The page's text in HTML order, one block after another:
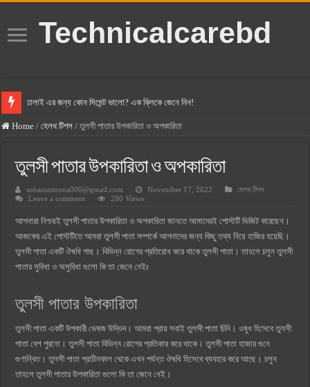
Technicalcarebd
ঢালাই এর জন্য কোন সিমেন্ট ভালো? এক ক্লিকে জেনে নিন!
বসুন্ধরা সিমেন্ট এর দাম ২০২৫
হোলসিম সিমেন্ট দাম ২০২৫
সুপারক্রিট সিমেন্ট দাম ২০২৫
ওয়ালটন মোবাইল কিস্তিতে কেনার নিয়ম ২০২৫
ওয়ালটন টিভি কিস্তিতে কেনার নিয়ম ২০২৫
জেনে নিন, বর্তমানে মোবাইল ঘড়ি দাম কত ২০২৫
Home / হেলথ টিপস / তুলসী পাতার উপকারিতা ও অপকারিতা
তুলসী পাতার উপকারিতা ও অপকারিতা
sohansumona000@gmail.com November 17, 2022
হেলথ টিপস
Leave a comment
280 Views
আপনারা নিশ্চয়ই তুলসী পাতার উপকারিতা ও অপকারিতা জানতে আমাদেরই পোস্টটি ভিজিট করেছেন।
আজকের এই পোস্টটিতে আমরা তুলসী পাতা সম্পর্কে আপনাদের জন্য কিছু তথ্য নিয়ে হাজির হয়েছি।
তুলসী পাতা একটি ঔষধি গাছ। বিভিন্ন রোগের প্রতিরোধ করে থাকে তুলসী পাতা। তাহলে চলুন তুলসী
পাতার সুবিধা ও অসুবিধা গুলো কি তা জেনে নেইঃ
তুলসী পাতার উপকারিতা
তুলসী পাতা একটি উপকারী ভেষজ উদ্ভিদ। আমরা প্রায় সবাই তুলসী পাতা চিনি। ওষুধ হিসেবে তুলসী
পাতা বেশ পুরনো। তুলসী পাতা বিভিন্ন রোগের প্রতিকার করে থাকে। তুলসী পাতা হাজার গুনে
গুণান্বিত। তুলসী পাতা প্রাচীনকাল থেকে এখন পর্যন্ত ঔষধি হিসেবে ব্যবহার করে আছে। চলুন
তাহলে তুলসী পাতার উপকারিতা গুলো কি তা জেনে নেই।